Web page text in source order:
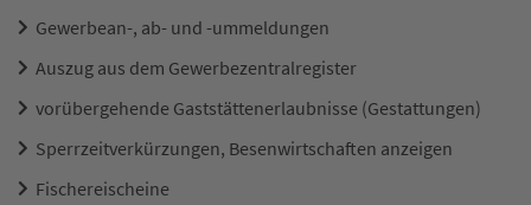
Gewerbean-, ab- und -ummeldungen
Auszug aus dem Gewerbezentralregister
vorübergehende Gaststättenerlaubnisse (Gestattungen)
Sperrzeitverkürzungen, Besenwirtschaften anzeigen
Fischereischeine